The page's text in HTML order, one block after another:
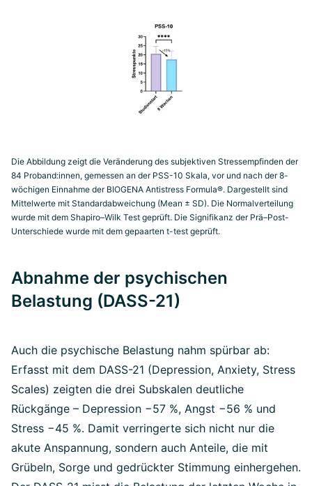
Die Abbildung zeigt die Veränderung des subjektiven Stressempfinden der
84 Proband:innen, gemessen an der PSS-10 Skala, vor und nach der 8-
wöchigen Einnahme der BIOGENA Antistress Formula®. Dargestellt sind
Mittelwerte mit Standardabweichung (Mean ± SD). Die Normalverteilung
wurde mit dem Shapiro–Wilk Test geprüft. Die Signifikanz der Prä–Post-
Unterschiede wurde mit dem gepaarten t-test geprüft.
Abnahme der psychischen
Belastung (DASS-21)
Auch die psychische Belastung nahm spürbar ab:
Erfasst mit dem DASS-21 (Depression, Anxiety, Stress
Scales) zeigten die drei Subskalen deutliche
Rückgänge – Depression −57 %, Angst −56 % und
Stress −45 %. Damit verringerte sich nicht nur die
akute Anspannung, sondern auch Anteile, die mit
Grübeln, Sorge und gedrückter Stimmung einhergehen.